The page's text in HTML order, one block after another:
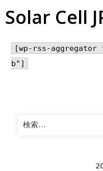
Solar Cell
[wp-rss-
b"]
検
索: